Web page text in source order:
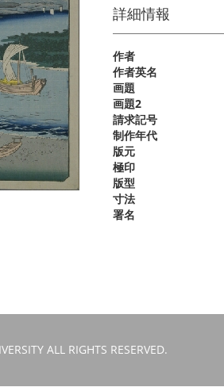
詳細情報
作者
作者英名
画題
画題2
請求記号
制作年代
版元
極印
版型
寸法
署名
ALL RIGHTS RESERVED.